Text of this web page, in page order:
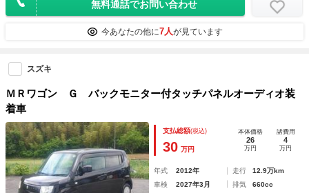
無料通話でお問い合わせ
今あなたの他に7人が見ています
スズキ
ＭＲワゴン Ｇ バックモニター付タッチパネルオーディオ装
着車
支払総額(税込)
30 万円
本体価格
26
万円
諸費用
4
万円
年式 2012年 走行
12.9万km
車検
2027年3月 排気
660cc